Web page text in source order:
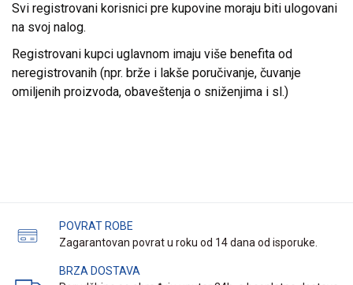
Svi registrovani korisnici pre kupovine moraju biti ulogovani
na svoj nalog.
Registrovani kupci uglavnom imaju više benefita od
neregistrovanih (npr. brže i lakše poručivanje, čuvanje
omiljenih proizvoda, obaveštenja o sniženjima i sl.)
POVRAT ROBE
Zagarantovan povrat u roku od 14 dana od isporuke.
BRZA DOSTAVA